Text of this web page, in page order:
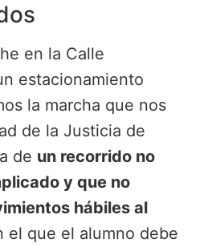
en la Calle
estacionamiento
la marcha que nos
de la Justicia de
de un recorrido no
y que no
hábiles al
el que el alumno debe